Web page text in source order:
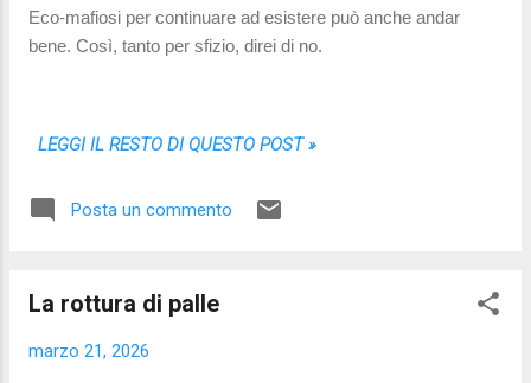
Eco-mafiosi per continuare ad esistere può anche andar
bene. Così, tanto per sfizio, direi di no.
LEGGI IL RESTO DI QUESTO POST »
Posta un commento
La rottura di palle
marzo 21, 2026